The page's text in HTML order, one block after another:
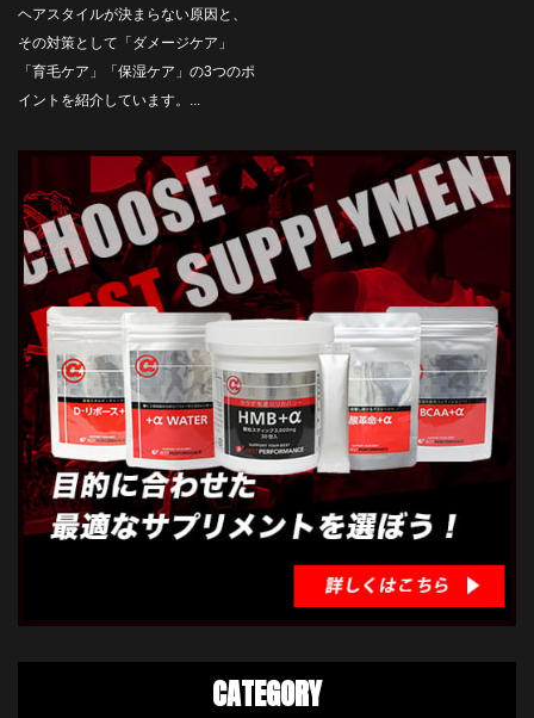
ヘアスタイルが決まらない原因と、
その対策として「ダメージケア」
「育毛ケア」「保湿ケア」の3つのポ
イントを紹介しています。...
CATEGORY